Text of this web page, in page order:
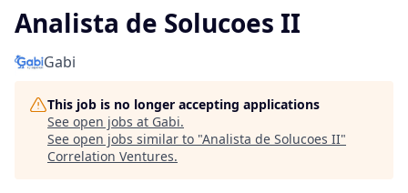
Analista de Solucoes II
Gabi
This job is no longer accepting applications
See open jobs at Gabi.
See open jobs similar to "Analista de Solucoes II"
Correlation Ventures.